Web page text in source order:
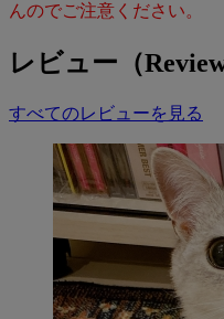
SS（30×40cm）：チワワ
ミニS（35×50cm）：トイ
S（40×60cm）：シバ、キ
M（60×80cm）：ボーダー
【ライフステージ】
アダルト
※パピー、シニアは冷え
さい。
【こんな子におすすめ】
・噛み癖がある子
んのでご注意ください。
レビュー（Review
すべてのレビューを見る